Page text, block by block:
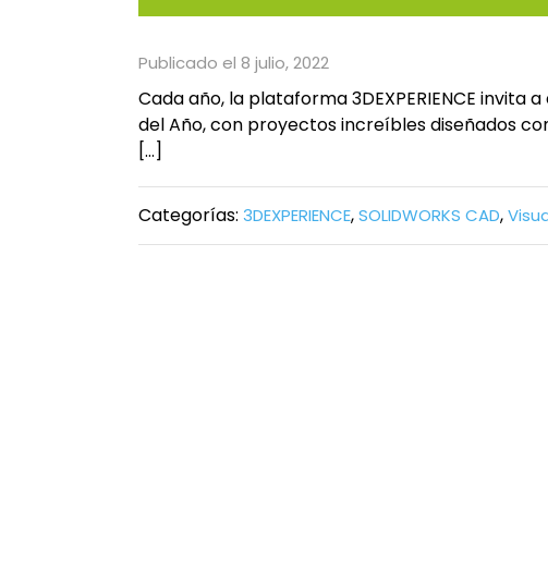
Publicado el 8 julio, 2022
Cada año, la plataforma 3DEXPERIENCE
del Año, con proyectos increíbles diseñados
[…]
Categorías: 3DEXPERIENCE,SOLIDWORKS CAD,